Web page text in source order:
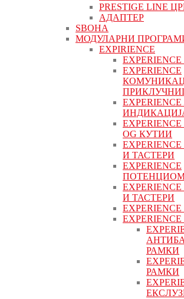
PRESTIGE LINE
АДАПТЕР
ЅВОНА
МОДУЛАРНИ
EXPIRIENCE
EXPERIENCE
OG КУТИИ
И ТАСТЕРИ
EXPERIENCE
И ТАСТЕРИ
РАМКИ
РАМКИ